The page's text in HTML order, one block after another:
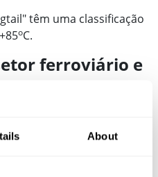
About
têm uma classificação
oC.
ferroviário e
as soluções
para material circulante
em ferrovias ou